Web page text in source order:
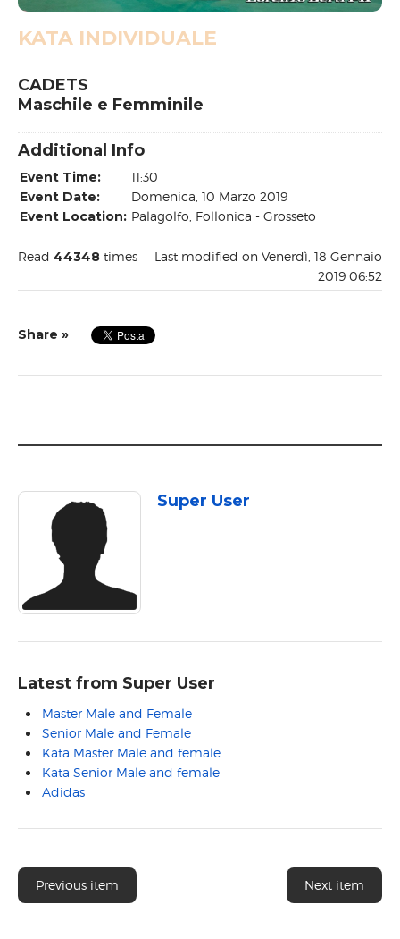
KATA INDIVIDUALE
CADETS
Maschile e Femminile
Additional Info
Event Time: 11:30
Event Date: Domenica, 10 Marzo 2019
Event Location: Palagolfo, Follonica - Grosseto
Read 44348 times
Last modified on Venerdì, 18 Gennaio
2019 06:52
Share »
Super User
Latest from Super User
Master Male and Female
Senior Male and Female
Kata Master Male and female
Kata Senior Male and female
Adidas
Previous item Next item